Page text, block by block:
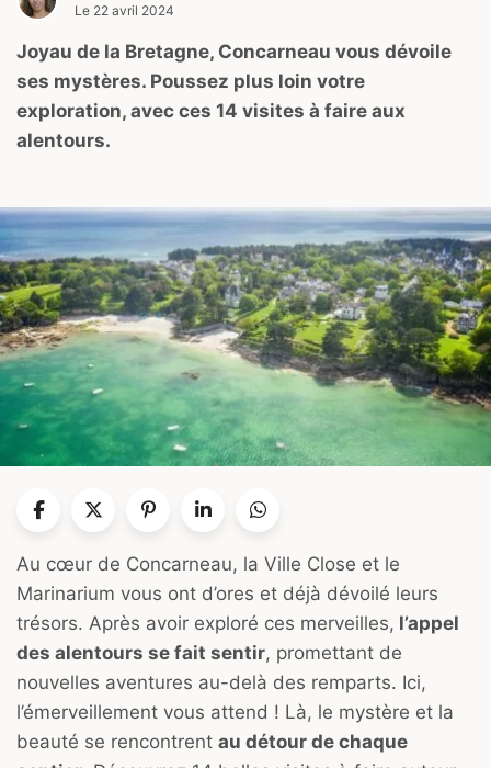
Le 22 avril 2024
Joyau de la Bretagne, Concarneau vous dévoile
ses mystères. Poussez plus loin votre
exploration, avec ces 14 visites à faire aux
alentours.
Au cœur de Concarneau, la Ville Close et le
Marinarium vous ont d’ores et déjà dévoilé leurs
trésors. Après avoir exploré ces merveilles, l’appel
des alentours se fait sentir, promettant de
nouvelles aventures au-delà des remparts. Ici,
l’émerveillement vous attend ! Là, le mystère et la
beauté se rencontrent au détour de chaque